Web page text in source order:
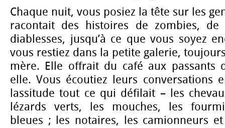
Chaque nuit, vous posiez la tête sur les
racontait des histoires de zombies, de
diablesses, jusqu’à ce que vous soyez
vous restiez dans la petite galerie,
mère. Elle offrait du café aux passants
elle. Vous écoutiez leurs conversations
lassitude tout ce qui défilait – les
lézards verts, les mouches, les
bleues ; les notaires, les camionneurs